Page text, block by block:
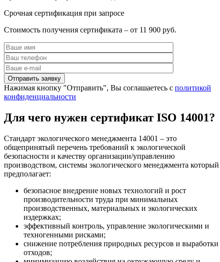
Срочная сертификация при запросе
Стоимость получения сертификата – от 11 900 руб.
Нажимая кнопку "Отправить", Вы соглашаетесь с политикой
конфиденциальности
Для чего нужен сертификат ISO 14001?
Стандарт экологического менеджмента 14001 – это
общепринятый перечень требований к экологической
безопасности и качеству организации/управлению
производством, системы экологического менеджмента который
предполагает:
безопасное внедрение новых технологий и рост
производительности труда при минимальных
производственных, материальных и экологических
издержках;
эффективный контроль, управление экологическими и
техногенными рисками;
снижение потребления природных ресурсов и выработки
отходов;